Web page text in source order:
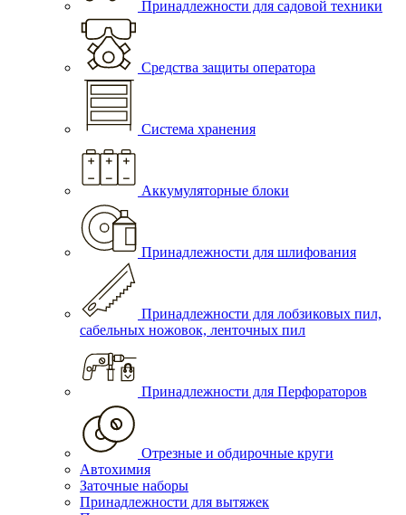
Принадлежности для садовой техники
Средства защиты оператора
Система хранения
Аккумуляторные блоки
Принадлежности для шлифования
Принадлежности для лобзиковых пил,
сабельных ножовок, ленточных пил
Принадлежности для Перфораторов
Отрезные и обдирочные круги
Автохимия
Заточные наборы
Принадлежности для вытяжек